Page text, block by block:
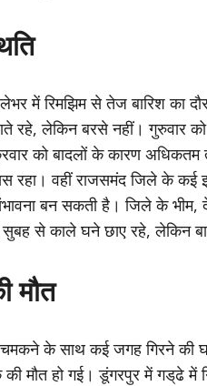
में रिमझिम से तेज बारिश का
रहे, लेकिन बरसे नहीं। गुरुवार
को बादलों के कारण अधिकतम
रहा। वहीं राजसमंद जिले के कई
बन सकती है। जिले के भीम,
सुबह से काले घने छाए रहे, लेकिन
मौत
चमकने के साथ कई जगह गिरने की
मौत हो गई। डूंगरपुर में गड्‌ढे